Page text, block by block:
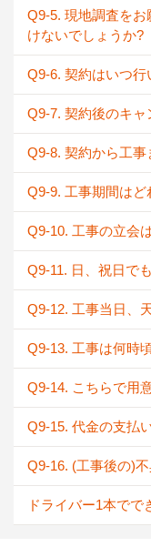
Q9-5. 現地調査を
けないでしょうか?
Q9-6. 契約はいつ行
Q9-7. 契約後のキ
Q9-8. 契約から工
Q9-9. 工事期間は
Q9-10. 工事の立会
Q9-11. 日、祝日で
Q9-12. 工事当日、
Q9-13. 工事は何時
Q9-14. こちらで用
Q9-15. 代金の支払
Q9-16. (工事後の)
ドライバー1本でで